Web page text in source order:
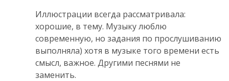
Иллюстрации всегда рассматривала:
хорошие, в тему. Музыку люблю
современную, но задания по прослушиванию
выполняла) хотя в музыке того времени есть
смысл, важное. Другими песнями не
заменить.